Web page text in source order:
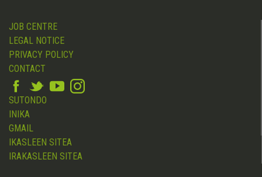
JOB CENTRE
LEGAL NOTICE
PRIVACY POLICY
CONTACT
SUTONDO
INIKA
GMAIL
IKASLEEN SITEA
IRAKASLEEN SITEA